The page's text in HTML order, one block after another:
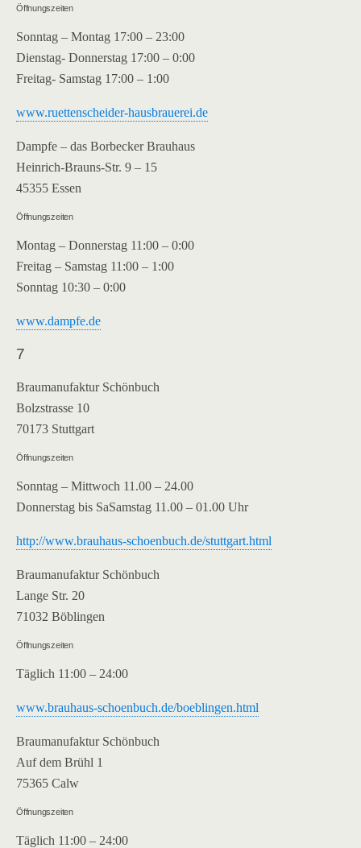
Öffnungszeiten
Sonntag – Montag 17:00 – 23:00
Dienstag- Donnerstag 17:00 – 0:00
Freitag- Samstag 17:00 – 1:00
www.ruettenscheider-hausbrauerei.de
Dampfe – das Borbecker Brauhaus
Heinrich-Brauns-Str. 9 – 15
45355 Essen
Öffnungszeiten
Montag – Donnerstag 11:00 – 0:00
Freitag – Samstag 11:00 – 1:00
Sonntag 10:30 – 0:00
www.dampfe.de
7
Braumanufaktur Schönbuch
Bolzstrasse 10
70173 Stuttgart
Öffnungszeiten
Sonntag – Mittwoch 11.00 – 24.00
Donnerstag bis SaSamstag 11.00 – 01.00 Uhr
http://www.brauhaus-schoenbuch.de/stuttgart.html
Braumanufaktur Schönbuch
Lange Str. 20
71032 Böblingen
Öffnungszeiten
Täglich 11:00 – 24:00
www.brauhaus-schoenbuch.de/boeblingen.html
Braumanufaktur Schönbuch
Auf dem Brühl 1
75365 Calw
Öffnungszeiten
Täglich 11:00 – 24:00